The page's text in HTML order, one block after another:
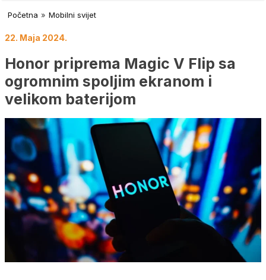
Početna » Mobilni svijet
22. Maja 2024.
Honor priprema Magic V Flip sa
ogromnim spoljim ekranom i
velikom baterijom